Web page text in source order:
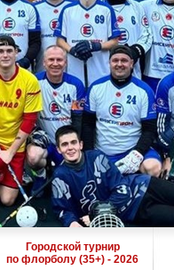
Городской турнир
по флорболу (35+) - 2026